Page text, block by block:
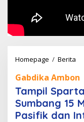
Homepage / Berita
15
Gabdika Ambon
Tampil
Sumbang 15
Pasifik dan